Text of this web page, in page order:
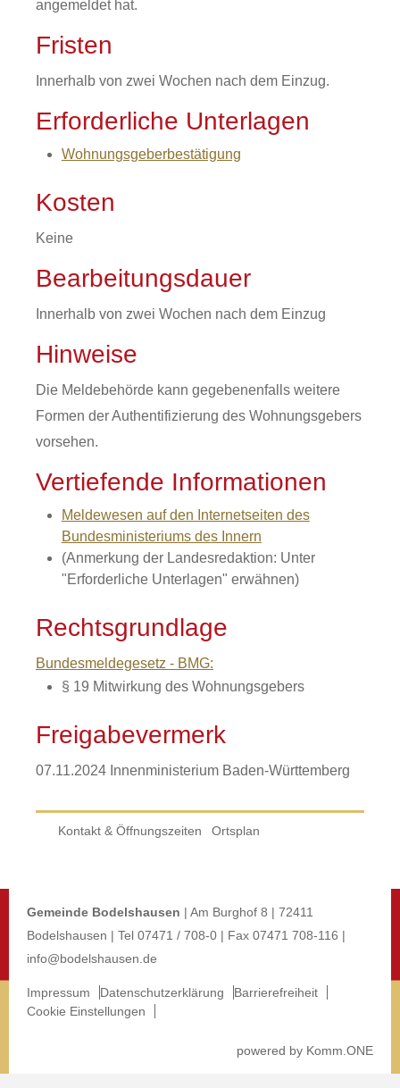
angemeldet hat.
Fristen
Innerhalb von zwei Wochen nach dem Einzug.
Erforderliche Unterlagen
Wohnungsgeberbestätigung
Kosten
Keine
Bearbeitungsdauer
Innerhalb von zwei Wochen nach dem Einzug
Hinweise
Die Meldebehörde kann gegebenenfalls weitere
Formen der Authentifizierung des Wohnungsgebers
vorsehen.
Vertiefende Informationen
Meldewesen auf den Internetseiten des
Bundesministeriums des Innern
(Anmerkung der Landesredaktion: Unter
"Erforderliche Unterlagen" erwähnen)
Rechtsgrundlage
Bundesmeldegesetz - BMG:
§ 19 Mitwirkung des Wohnungsgebers
Freigabevermerk
07.11.2024 Innenministerium Baden-Württemberg
Kontakt & Öffnungszeiten Ortsplan
Gemeinde Bodelshausen | Am Burghof 8 | 72411
Bodelshausen | Tel 07471 / 708-0 | Fax 07471 708-116 |
info@bodelshausen.de
Impressum Datenschutzerklärung
Barrierefreiheit
Cookie Einstellungen
powered by Komm.ONE